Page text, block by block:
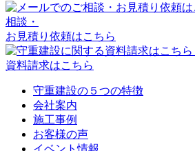
相談・
お見積り依頼はこちら
資料請求はこちら
守重建設の５つの特徴
会社案内
施工事例
お客様の声